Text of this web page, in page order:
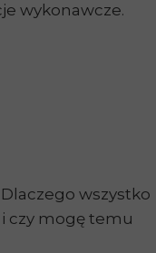
wszystko
czy mogę temu
wykonawcze.